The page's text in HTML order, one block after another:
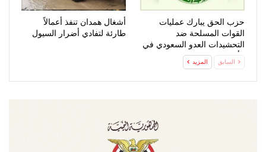
حزب الحق يبارك عمليات
القوات المسلحة ضد
التحشيدات العدو السعودي في
مأرب وحضرموت
أشغال همدان تنفذ أعمالاً
طارئة لتفادي أضرار السيول
السابق المزيد